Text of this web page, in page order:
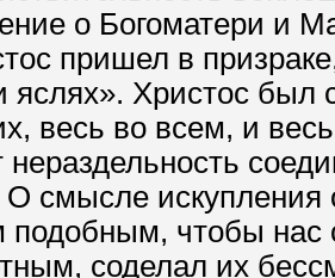
о Богоматери
пришел в
яслях». Христос был
весь во всем, и
нераздельность
смысле искупления
подобным, чтобы
соделал их